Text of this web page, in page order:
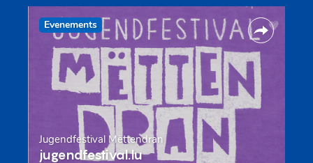
Evenements
Jugendfestival Mëttendran
jugendfestival.lu